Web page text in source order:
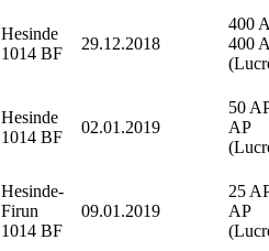
Hesinde
1014 BF
29.12.2018
400
400
Hesinde
1014 BF
02.01.2019
50
AP
Hesinde-
Firun
1014 BF
09.01.2019
25
AP